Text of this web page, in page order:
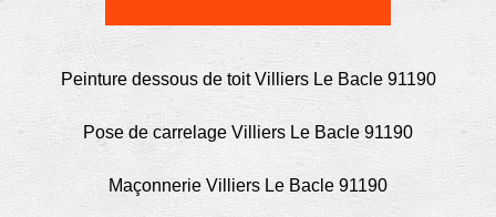
Peinture dessous de toit Villiers Le Bacle 91190
Pose de carrelage Villiers Le Bacle 91190
Maçonnerie Villiers Le Bacle 91190